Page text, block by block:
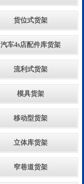
货位式货架
汽车4s店配件库货架
流利式货架
模具货架
移动型货架
立体库货架
窄巷道货架